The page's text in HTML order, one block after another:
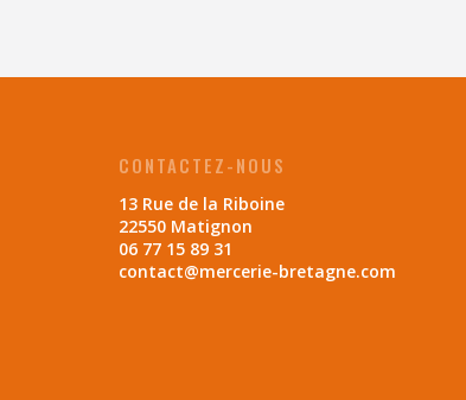
CONTACTEZ-NOUS
13 Rue de la Riboine
22550 Matignon
06 77 15 89 31
contact@mercerie-bretagne.com